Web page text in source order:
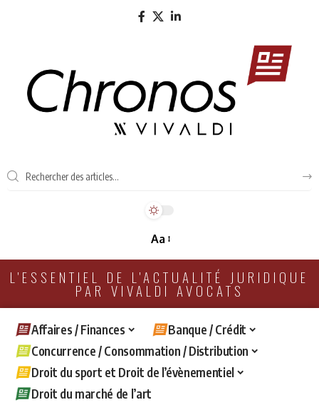
Aa
L'ESSENTIEL DE L'ACTUALITÉ JURIDIQUE
PAR VIVALDI AVOCATS
Affaires / Finances
Banque / Crédit
Concurrence / Consommation / Distribution
Droit du sport et Droit de l’évènementiel
Droit du marché de l’art